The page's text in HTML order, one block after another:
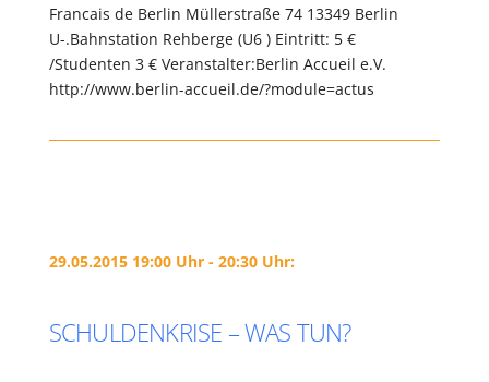
Francais de Berlin Müllerstraße 74 13349 Berlin
U-.Bahnstation Rehberge (U6 ) Eintritt: 5 €
/Studenten 3 € Veranstalter:Berlin Accueil e.V.
http://www.berlin-accueil.de/?module=actus
29.05.2015 19:00 Uhr - 20:30 Uhr:
SCHULDENKRISE – WAS TUN?